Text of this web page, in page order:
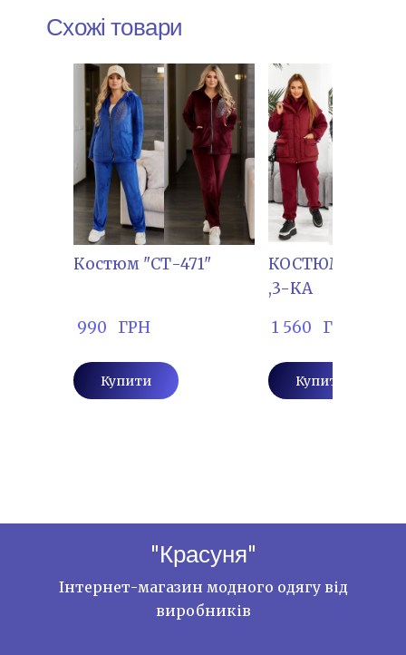
Схожі товари
Костюм "СТ-471"
990   ГРН
Купити
КОСТЮМ "ПРІМ-
,3-КА
1 560   ГРН
Купити
"Красуня"
Інтернет-магазин модного одягу від
виробників